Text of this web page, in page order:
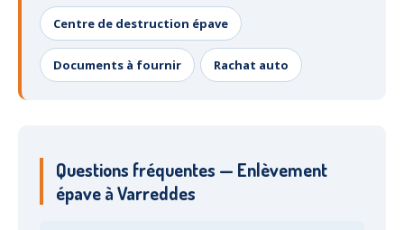
Centre de destruction épave
Documents à fournir Rachat auto
Questions fréquentes — Enlèvement
épave à Varreddes